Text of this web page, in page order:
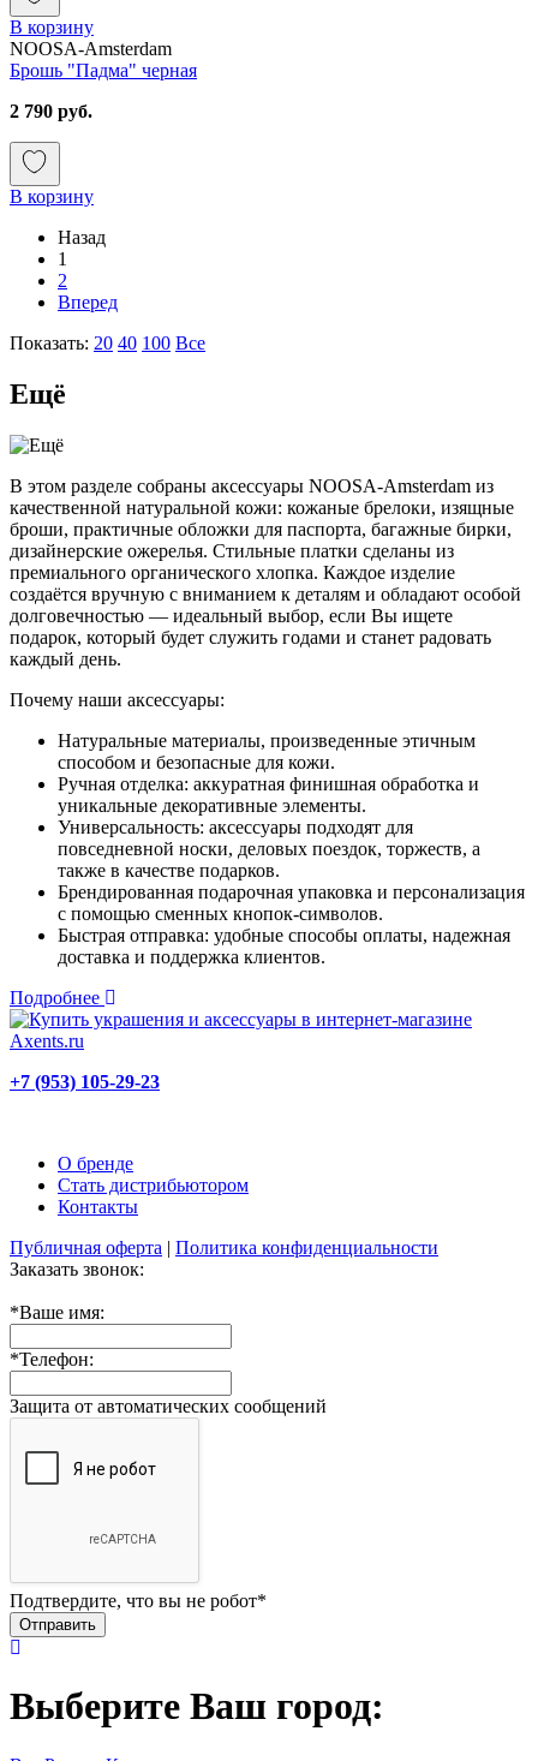
В корзину
NOOSA-Amsterdam
Брошь "Падма" черная
2 790 руб.
В корзину
Назад
1
2
Вперед
Показать: 20 40 100 Все
Ещё
В этом разделе собраны аксессуары NOOSA-Amsterdam из
качественной натуральной кожи: кожаные брелоки, изящные
броши, практичные обложки для паспорта, багажные бирки,
дизайнерские ожерелья. Стильные платки сделаны из
премиального органического хлопка. Каждое изделие
создаётся вручную с вниманием к деталям и обладают особой
долговечностью — идеальный выбор, если Вы ищете
подарок, который будет служить годами и станет радовать
каждый день.
Почему наши аксессуары:
Натуральные материалы, произведенные этичным
способом и безопасные для кожи.
Ручная отделка: аккуратная финишная обработка и
уникальные декоративные элементы.
Универсальность: аксессуары подходят для
повседневной носки, деловых поездок, торжеств, а
также в качестве подарков.
Брендированная подарочная упаковка и персонализация
с помощью сменных кнопок-символов.
Быстрая отправка: удобные способы оплаты, надежная
доставка и поддержка клиентов.
Подробнее
+7 (953) 105-29-23
О бренде
Стать дистрибьютором
Контакты
Публичная оферта | Политика конфиденциальности
Заказать звонок:
*Ваше имя:
*Телефон:
Защита от автоматических сообщений
Подтвердите, что вы не робот*
Выберите Ваш город: